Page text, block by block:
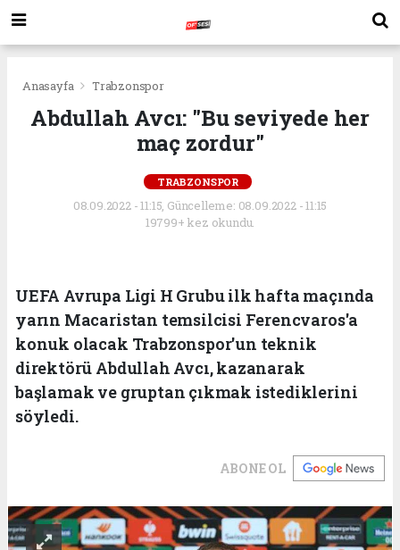
Anasayfa Trabzonspor
Abdullah Avcı: "Bu seviyede her
maç zordur"
TRABZONSPOR
08.09.2022 - 11:15, Güncelleme: 08.09.2022 - 11:15
19799+ kez okundu.
UEFA Avrupa Ligi H Grubu ilk hafta maçında
yarın Macaristan temsilcisi Ferencvaros'a
konuk olacak Trabzonspor'un teknik
direktörü Abdullah Avcı, kazanarak
başlamak ve gruptan çıkmak istediklerini
söyledi.
ABONE OL